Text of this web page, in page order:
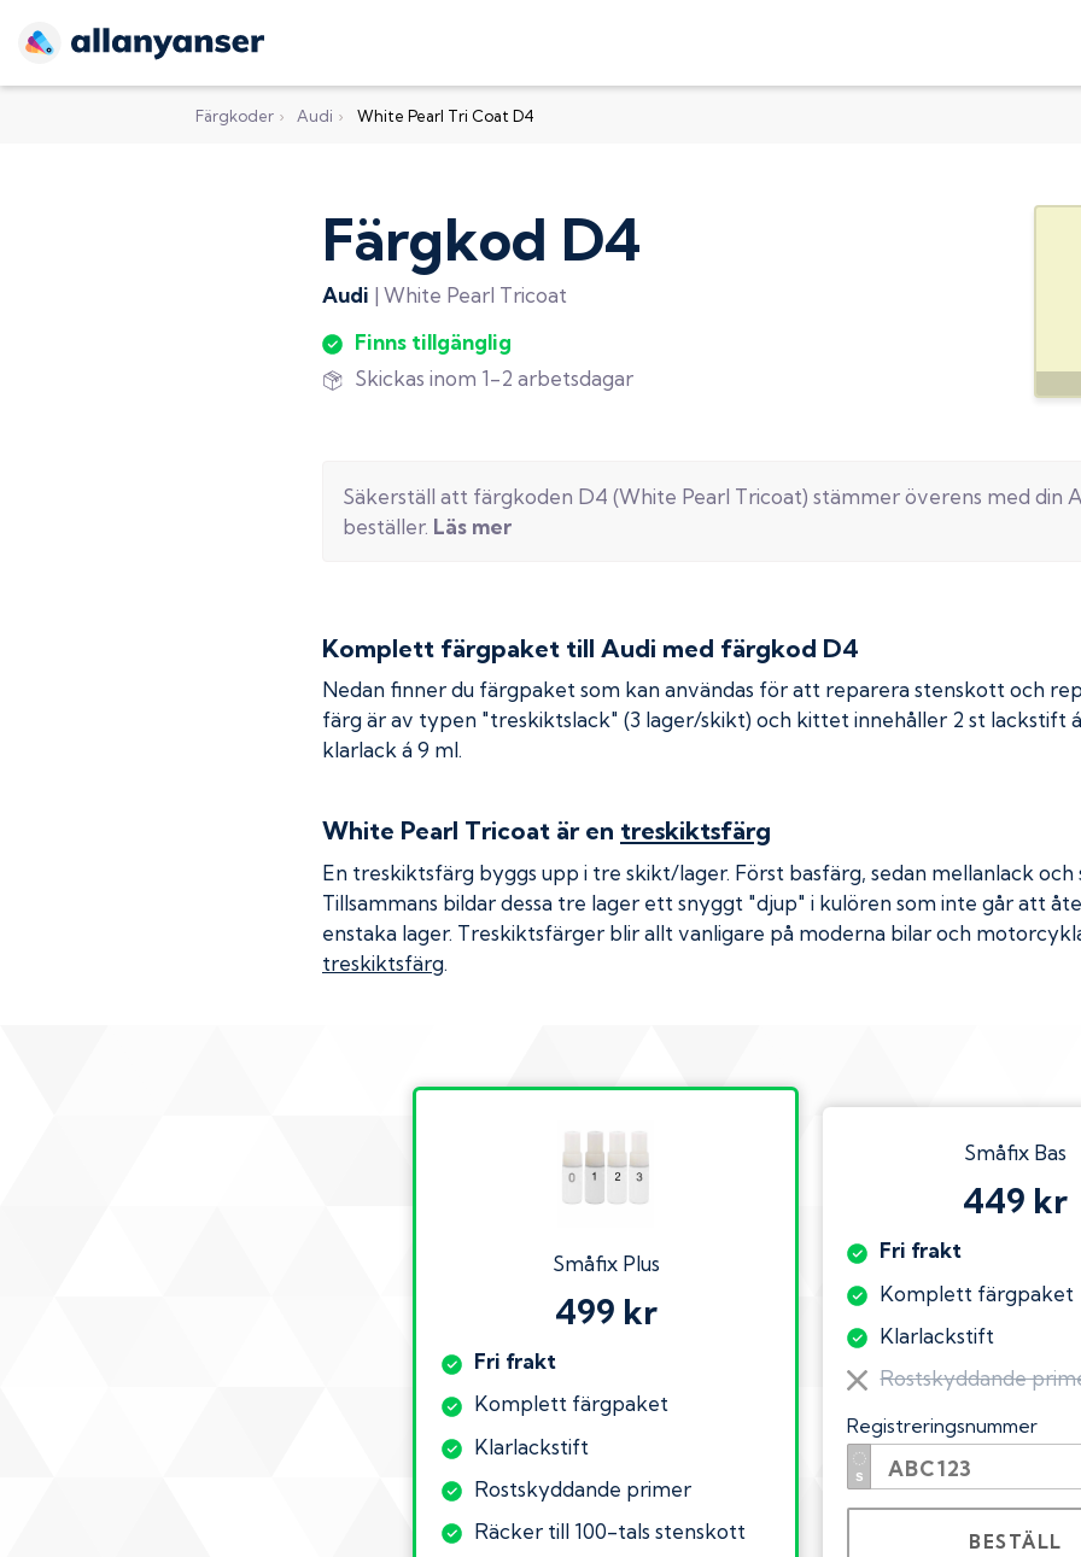
Färgkoder › Audi › White Pearl Tri Coat D4
Färgkod D4
Audi | White Pearl Tricoat
Finns tillgänglig
Skickas inom 1-2 arbetsdagar
Säkerställ att färgkoden D4 (White Pearl Tricoat) stämmer överens med din
beställer. Läs mer
Komplett färgpaket till Audi med färgkod D4
Nedan finner du färgpaket som kan användas för att reparera stenskott och
färg är av typen "treskiktslack" (3 lager/skikt) och kittet innehåller 2 st lackstift
klarlack á 9 ml.
White Pearl Tricoat är en treskiktsfärg
En treskiktsfärg byggs upp i tre skikt/lager. Först basfärg, sedan mellanlack och
Tillsammans bildar dessa tre lager ett snyggt "djup" i kulören som inte går att
enstaka lager. Treskiktsfärger blir allt vanligare på moderna bilar och
treskiktsfärg.
Småfix Plus
499 kr
Fri frakt
Komplett färgpaket
Klarlackstift
Rostskyddande primer
Räcker till 100-tals stenskott
Småfix Bas
449 kr
Fri frakt
Komplett färgpaket
Klarlackstift
Rostskyddande
Registreringsnummer
BESTÄLL